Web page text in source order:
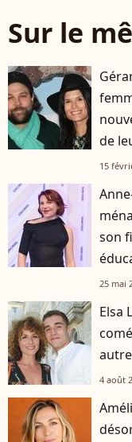
Sur le
de
15
son
25 mai
Elsa
4 août